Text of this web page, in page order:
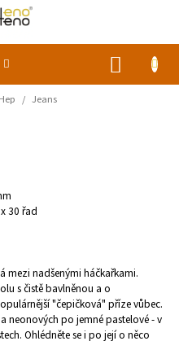
/ Jeans
30 řad
mezi nadšenými háčkařkami.
s čistě bavlněnou a o
"čepičková" příze vůbec.
neonových po jemné pastelové - v
Ohlédněte se i po její o něco